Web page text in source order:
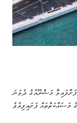
މަޝްރޫއުގެ ދެވަނަ